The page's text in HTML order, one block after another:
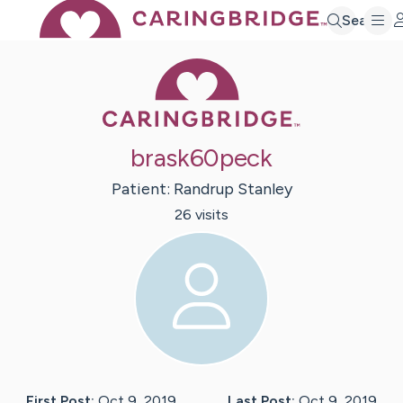
Search
brask60peck
Patient: Randrup Stanley
26 visits